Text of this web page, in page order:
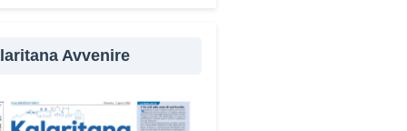
temi come solidarietà,
Avvenire